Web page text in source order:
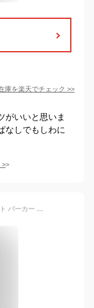
庫を楽天でチェック >>
がいいと思いま
なしでもしわに
>
チェスターコート ウールコート ラシャコート パーカー メンズ ビジネスコート カジュアル 紳士服 通勤コート 厚手 細身 秋冬ウエア 防風 防寒 おしゃれ 秋 冬